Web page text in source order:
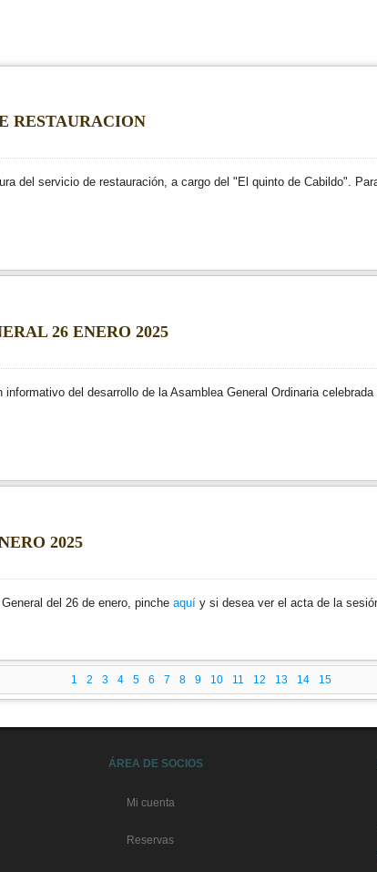
RESTAURACION
del servicio de restauración, a cargo del "El quinto de Cabildo".
26 ENERO 2025
del desarrollo de la Asamblea General Ordinaria
2025
del 26 de enero, pincheaquí y si desea ver el acta de la
1 2 3 4 5 6 7 8 9 10 11 12 13 14 15
ÁREA DE SOCIOS
Mi cuenta
Reservas